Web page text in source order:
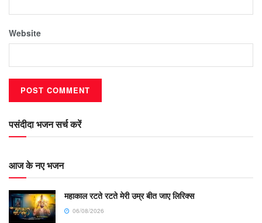
Website
पसंदीदा भजन सर्च करें
आज के नए भजन
महाकाल रटते रटते मेरी उम्र बीत जाए लिरिक्स
06/08/2026